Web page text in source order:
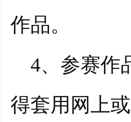
作品。
4、参赛作
得套用网上